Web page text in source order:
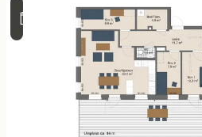
16:00
mer
objekt